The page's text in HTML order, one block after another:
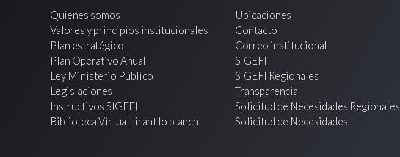
Quienes somos
Valores y principios institucionales
Plan estratégico
Plan Operativo Anual
Ley Ministerio Público
Legislaciones
Instructivos SIGEFI
Biblioteca Virtual tirant lo blanch
Ubicaciones
Contacto
Correo institucional
SIGEFI
SIGEFI Regionales
Transparencia
Solicitud de Necesidades Regionales
Solicitud de Necesidades